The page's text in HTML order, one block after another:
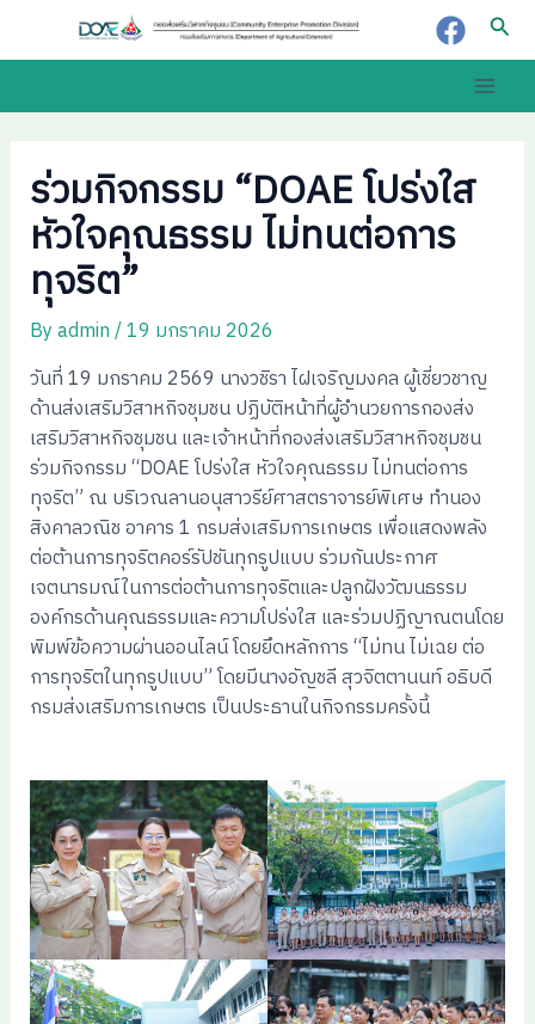
Main
ร่วมกิจกรรม “DOAE โปร่งใส
หัวใจคุณธรรม ไม่ทนต่อการ
ทุจริต”
Byadmin/19 มกราคม 2026
วันที่ 19 มกราคม 2569 นางวชิรา ไฝเจริญมงคล ผู้เชี่ยวชาญ
ด้านส่งเสริมวิสาหกิจชุมชน ปฏิบัติหน้าที่ผู้อำนวยการกองส่ง
เสริมวิสาหกิจชุมชน และเจ้าหน้าที่กองส่งเสริมวิสาหกิจชุมชน
ร่วมกิจกรรม “DOAE โปร่งใส หัวใจคุณธรรม ไม่ทนต่อการ
ทุจริต” ณ บริเวณลานอนุสาวรีย์ศาสตราจารย์พิเศษ ทำนอง
สิงคาลวณิช อาคาร 1 กรมส่งเสริมการเกษตร เพื่อแสดงพลัง
ต่อต้านการทุจริตคอร์รัปชันทุกรูปแบบ ร่วมกันประกาศ
เจตนารมณ์ในการต่อต้านการทุจริตและปลูกฝังวัฒนธรรม
องค์กรด้านคุณธรรมและความโปร่งใส และร่วมปฏิญาณตนโดย
พิมพ์ข้อความผ่านออนไลน์ โดยยึดหลักการ “ไม่ทน ไม่เฉย ต่อ
การทุจริตในทุกรูปแบบ” โดยมีนางอัญชลี สุวจิตตานนท์ อธิบดี
กรมส่งเสริมการเกษตร เป็นประธานในกิจกรรมครั้งนี้
navigation